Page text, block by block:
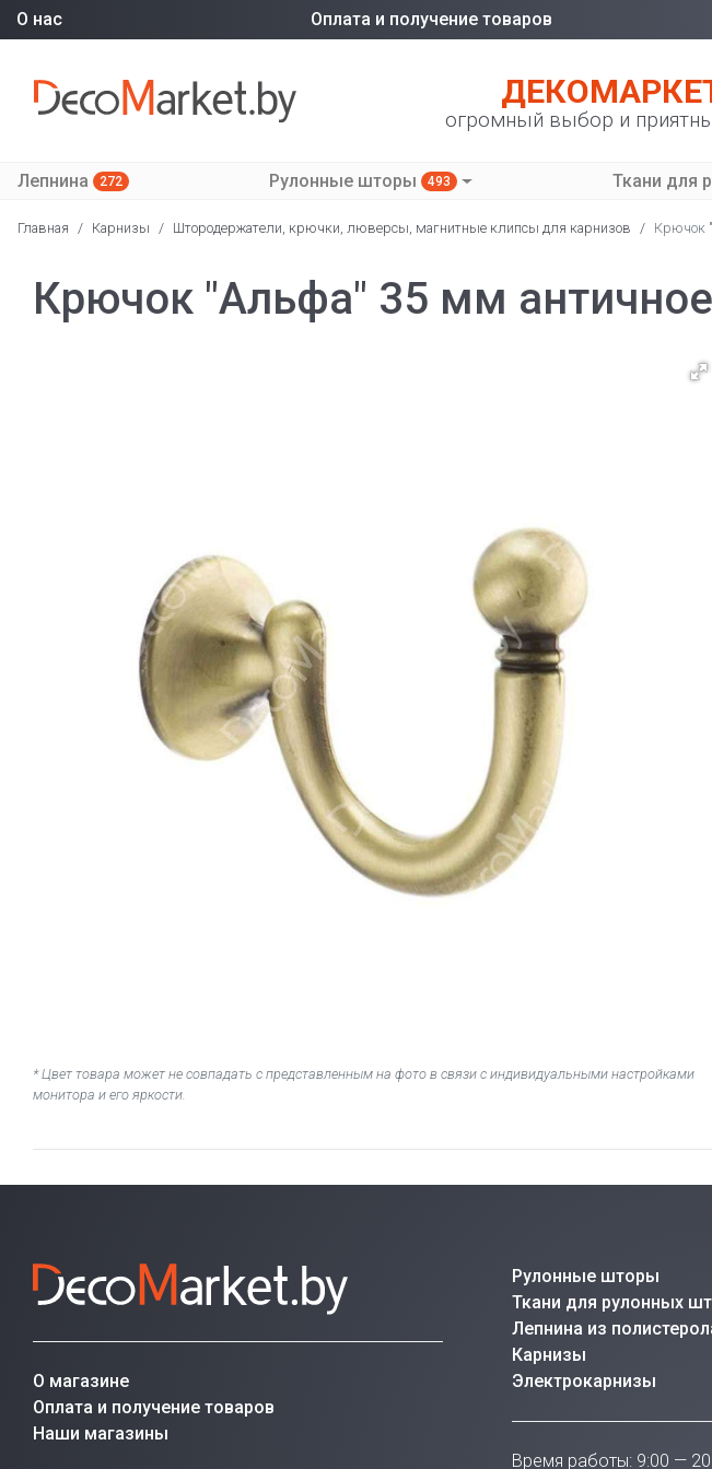
О нас Оплата и получение товаров
огромный выбор и
Лепнина 272 Рулонные шторы 493 Ткани для
Главная / Карнизы / Штородержатели, крючки, люверсы, магнитные клипсы для карнизов / Крючок
Крючок "Альфа" 35 мм
* Цвет товара может не совпадать с представленным на фото в связи с индивидуальными настройками
монитора и его яркости.
О магазине
Оплата и получение товаров
Наши магазины
Рулонные шторы
Ткани для рулонных
Лепнина из
Карнизы
Электрокарнизы
Время работы: 9:00 —